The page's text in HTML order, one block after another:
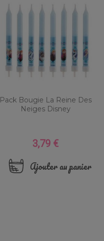
Pack Bougie La Reine Des
Neiges Disney
Prix
3,79 €
Ajouter au panier